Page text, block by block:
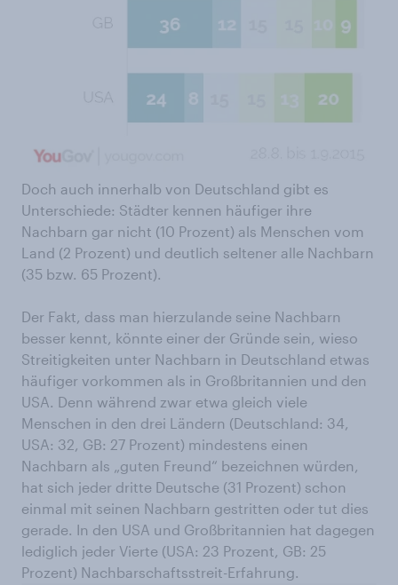
Doch auch innerhalb von Deutschland gibt es
Unterschiede: Städter kennen häufiger ihre
Nachbarn gar nicht (10 Prozent) als Menschen vom
Land (2 Prozent) und deutlich seltener alle Nachbarn
(35 bzw. 65 Prozent).
Der Fakt, dass man hierzulande seine Nachbarn
besser kennt, könnte einer der Gründe sein, wieso
Streitigkeiten unter Nachbarn in Deutschland etwas
häufiger vorkommen als in Großbritannien und den
USA. Denn während zwar etwa gleich viele
Menschen in den drei Ländern (Deutschland: 34,
USA: 32, GB: 27 Prozent) mindestens einen
Nachbarn als „guten Freund“ bezeichnen würden,
hat sich jeder dritte Deutsche (31 Prozent) schon
einmal mit seinen Nachbarn gestritten oder tut dies
gerade. In den USA und Großbritannien hat dagegen
lediglich jeder Vierte (USA: 23 Prozent, GB: 25
Prozent) Nachbarschaftsstreit-Erfahrung.